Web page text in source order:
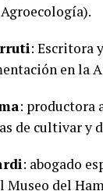
: Escritora
en la
: productora
de cultivar y
: abogado
Museo del